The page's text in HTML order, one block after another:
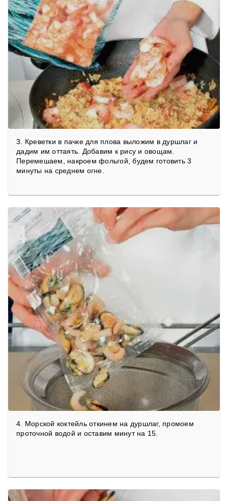
3. Креветки в пачке для плова выложим в дуршлаг и
дадим им оттаять. Добавим к рису и овощам.
Перемешаем, накроем фольгой, будем готовить 3
минуты на среднем огне.
4
4. Морской коктейль откинем на дуршлаг, промоем
проточной водой и оставим минут на 15.